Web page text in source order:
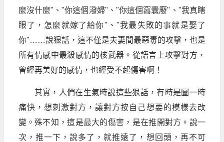
麼沒什麼"、"你這個潑婦"、"你這個窩囊廢"、"我真瞎
眼了，怎麼就嫁了給你"、"我最失敗的事就是娶了
你"……說狠話，這不僅是夫妻間最惡毒的攻擊，也是
所有情感中最殺感情的核武器。從語言上攻擊對方，
曾經再美好的感情，也經受不起傷害啊！
其實，人們在生氣時說這些狠話，有時是圖一時
痛快，想刺激對方，讓對方按自己想要的模樣去改
變。殊不知，這是最大的傷害，是在推開對方。說一
次，推一下，說多了，就推遠了，想回頭，再不可